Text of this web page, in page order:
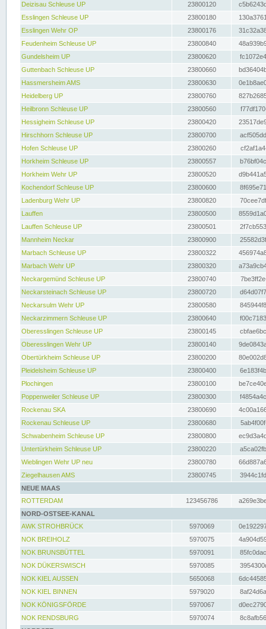
Deizisau Schleuse UP
23800120
Esslingen Schleuse UP
23800180
Esslingen Wehr OP
23800176
Feudenheim Schleuse UP
23800840
Gundelsheim UP
23800620
Guttenbach Schleuse UP
23800660
Hassmersheim AMS
23800630
Heidelberg UP
23800760
Heilbronn Schleuse UP
23800560
Hessigheim Schleuse UP
23800420
Hirschhorn Schleuse UP
23800700
Hofen Schleuse UP
23800260
Horkheim Schleuse UP
23800557
Horkheim Wehr UP
23800520
Kochendorf Schleuse UP
23800600
Ladenburg Wehr UP
23800820
Lauffen
23800500
Lauffen Schleuse UP
23800501
Mannheim Neckar
23800900
Marbach Schleuse UP
23800322
Marbach Wehr UP
23800320
Neckargemünd Schleuse UP
23800740
Neckarsteinach Schleuse UP
23800720
Neckarsulm Wehr UP
23800580
Neckarzimmern Schleuse UP
23800640
Oberesslingen Schleuse UP
23800145
Oberesslingen Wehr UP
23800140
Obertürkheim Schleuse UP
23800200
Pleidelsheim Schleuse UP
23800400
Plochingen
23800100
Poppenweiler Schleuse UP
23800300
Rockenau SKA
23800690
Rockenau Schleuse UP
23800680
Schwabenheim Schleuse UP
23800800
Untertürkheim Schleuse UP
23800220
Wieblingen Wehr UP neu
23800780
Ziegelhausen AMS
23800745
NEUE MAAS
ROTTERDAM
123456786
NORD-OSTSEE-KANAL
AWK STROHBRÜCK
5970069
NOK BREIHOLZ
5970075
NOK BRUNSBÜTTEL
5970091
NOK DÜKERSWISCH
5970085
NOK KIEL AUSSEN
5650068
NOK KIEL BINNEN
5979020
NOK KÖNIGSFÖRDE
5970067
NOK RENDSBURG
5970074